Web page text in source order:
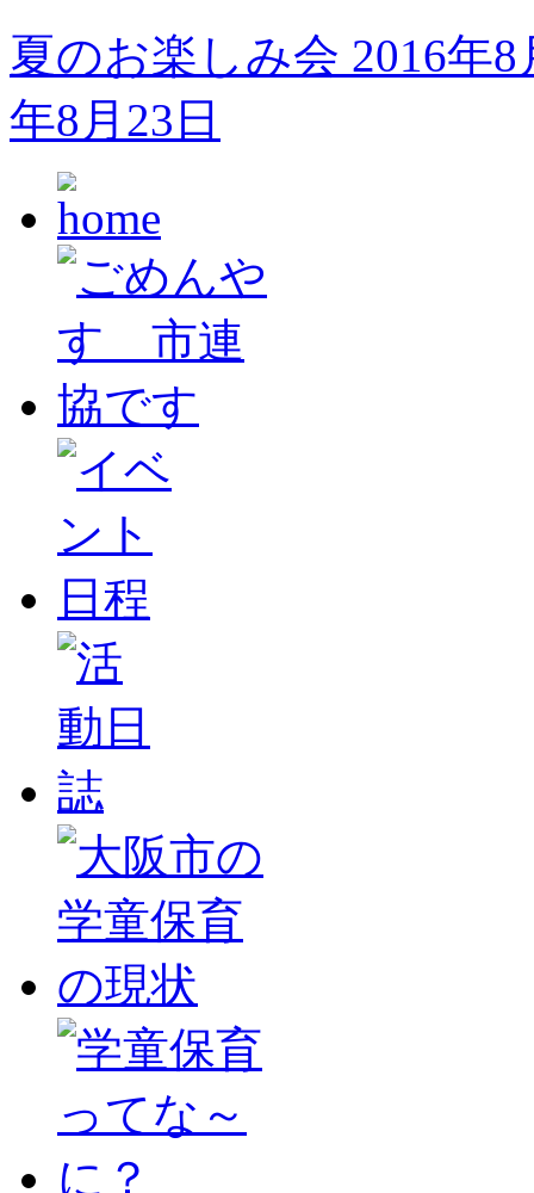
夏のお楽しみ会 2016年8
年8月23日